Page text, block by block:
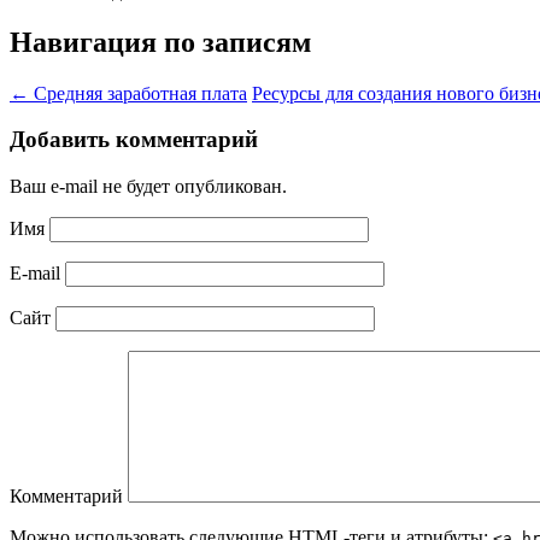
Навигация по записям
← Средняя заработная плата Ресурсы для создания нового
Добавить комментарий
Ваш e-mail не будет опубликован.
Имя
E-mail
Сайт
Комментарий